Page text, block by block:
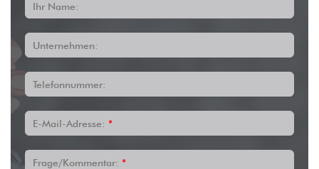
Ihr Name:
Unternehmen:
Telefonnummer:
E-Mail-Adresse: *
Frage/Kommentar: *